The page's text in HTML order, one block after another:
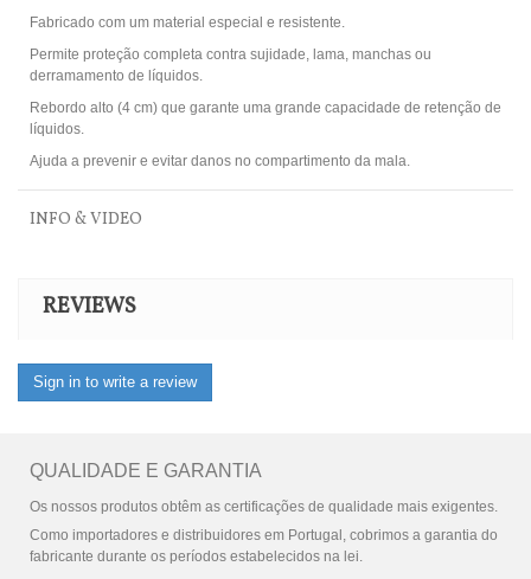
Fabricado com um material especial e resistente.
Permite proteção completa contra sujidade, lama, manchas ou
derramamento de líquidos.
Rebordo alto (4 cm) que garante uma grande capacidade de retenção de
líquidos.
Ajuda a prevenir e evitar danos no compartimento da mala.
INFO & VIDEO
REVIEWS
Sign in to write a review
QUALIDADE E GARANTIA
Os nossos produtos obtêm as certificações de qualidade mais exigentes.
Como importadores e distribuidores em Portugal, cobrimos a garantia do
fabricante durante os períodos estabelecidos na lei.